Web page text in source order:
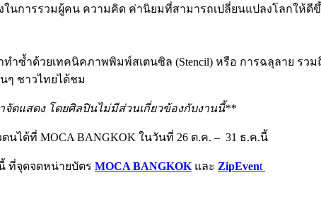
นการรวมผู้คน ความคิด ค่านิยมที่สามารถเปลี่ยนแปลงโลกให้ดี
ทำซ้ำด้วยเทคนิคภาพพิมพ์สเตนซิล (Stencil) หรือ การฉลุลาย รว
ๆ ชาวไทยได้ชม
จัดแสดง โดยศิลปินไม่มีส่วนเกี่ยวข้องกับงานนี้**
ได้ที่ MOCA BANGKOK ในวันที่ 26 ต.ค. – 31 ธ.ค.นี้
ที่จุดจดหน่ายบัตร MOCA BANGKOK และ ZipEvent